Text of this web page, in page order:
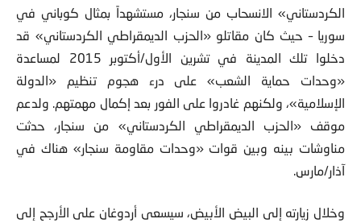
الكردستاني» الانسحاب من سنجار، مستشهداً بمثال كوباني في
سوريا – حيث كان مقاتلو «الحزب الديمقراطي الكردستاني» قد
دخلوا تلك المدينة في تشرين الأول/أكتوبر 2015 لمساعدة
«وحدات حماية الشعب» على درء هجوم تنظيم «الدولة
الإسلامية»، ولكنهم غادروا على الفور بعد إكمال مهمتهم. ولدعم
موقف «الحزب الديمقراطي الكردستاني» من سنجار، حدثت
مناوشات بينه وبين قوات «وحدات مقاومة سنجار» هناك في
آذار/مارس.
وخلال زيارته إلى البيض الأبيض، سيسعى أردوغان على الأرجح إلى